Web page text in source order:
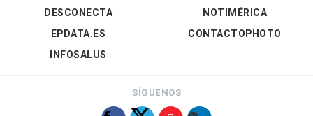
DESCONECTA
EPDATA.ES
INFOSALUS
NOTIMÉRICA
CONTACTOPHOTO
SÍGUENOS